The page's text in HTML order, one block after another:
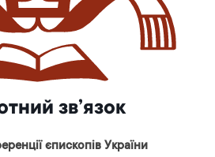
зв’язок
єпископів України